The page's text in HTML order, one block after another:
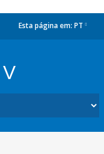
Esta página em: PT